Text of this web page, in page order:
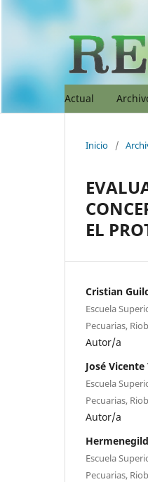
Actual
Inicio /
EL
Cristian
Escuela
Pecuarias,
Autor/a
José
Escuela
Pecuarias,
Autor/a
Escuela
Pecuarias,